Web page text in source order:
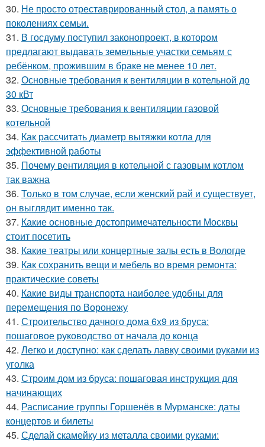
30. Не просто отреставрированный стол, а память о
поколениях семьи.
31. В госдуму поступил законопроект, в котором
предлагают выдавать земельные участки семьям с
ребёнком, прожившим в браке не менее 10 лет.
32. Основные требования к вентиляции в котельной до
30 кВт
33. Основные требования к вентиляции газовой
котельной
34. Как рассчитать диаметр вытяжки котла для
эффективной работы
35. Почему вентиляция в котельной с газовым котлом
так важна
36. Только в том случае, если женский рай и существует,
он выглядит именно так.
37. Какие основные достопримечательности Москвы
стоит посетить
38. Какие театры или концертные залы есть в Вологде
39. Как сохранить вещи и мебель во время ремонта:
практические советы
40. Какие виды транспорта наиболее удобны для
перемещения по Воронежу
41. Строительство дачного дома 6х9 из бруса:
пошаговое руководство от начала до конца
42. Легко и доступно: как сделать лавку своими руками из
уголка
43. Строим дом из бруса: пошаговая инструкция для
начинающих
44. Расписание группы Горшенёв в Мурманске: даты
концертов и билеты
45. Сделай скамейку из металла своими руками: